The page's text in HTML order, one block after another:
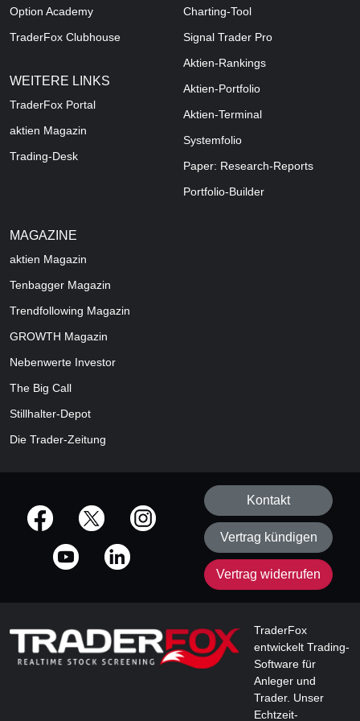
Option Academy
TraderFox Clubhouse
WEITERE LINKS
TraderFox Portal
aktien Magazin
Trading-Desk
Charting-Tool
Signal Trader Pro
Aktien-Rankings
Aktien-Portfolio
Aktien-Terminal
Systemfolio
Paper: Research-Reports
Portfolio-Builder
MAGAZINE
aktien Magazin
Tenbagger Magazin
Trendfollowing Magazin
GROWTH Magazin
Nebenwerte Investor
The Big Call
Stillhalter-Depot
Die Trader-Zeitung
offizielle Social Media-Accounts
Kontakt
Vertrag kündigen
Vertrag widerrufen
TraderFox
entwickelt Trading-
Software für
Anleger und
Trader. Unser
Echtzeit-